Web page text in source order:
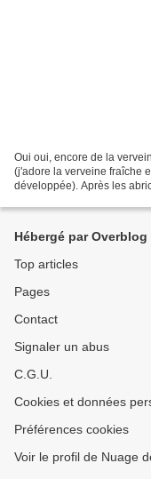
Oui oui, encore de la
(j'adore la verveine fraîche
développée). Après les
Hébergé par Overblog
Top articles
Pages
Contact
Signaler un abus
C.G.U.
Cookies et données
Préférences cookies
Voir le profil de Nuage